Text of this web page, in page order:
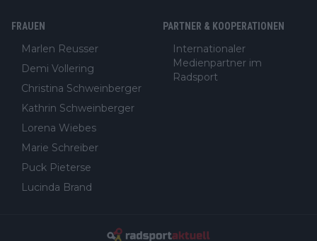
FRAUEN
Marlen Reusser
Demi Vollering
Christina Schweinberger
Kathrin Schweinberger
Lorena Wiebes
Marie Schreiber
Puck Pieterse
Lucinda Brand
PARTNER & KOOPERATIONEN
Internationaler
Medienpartner im
Radsport